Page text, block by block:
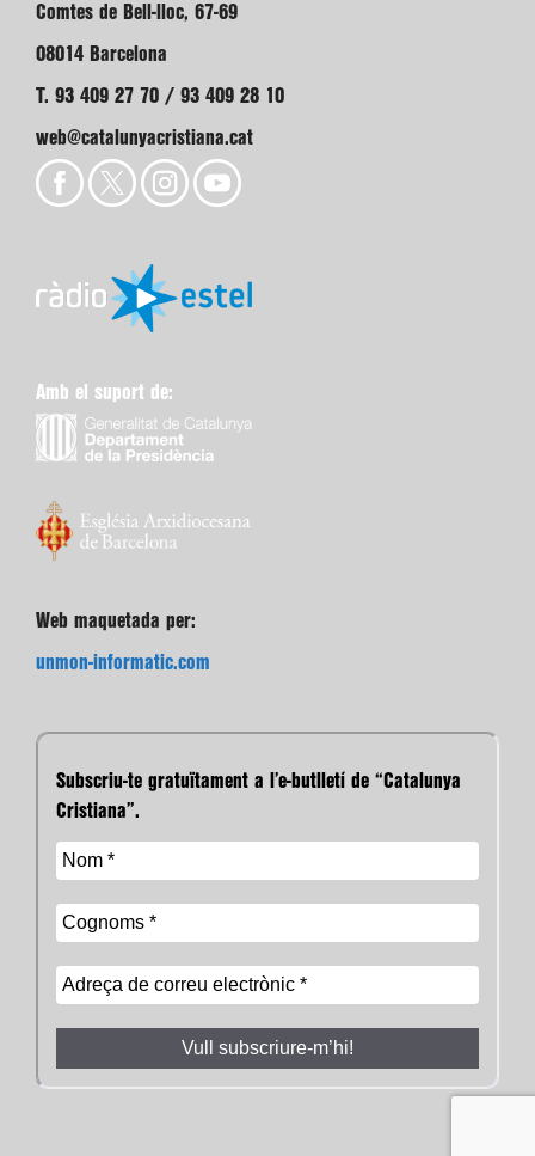
Comtes de Bell-lloc, 67-69
08014 Barcelona
T. 93 409 27 70 / 93 409 28 10
web@catalunyacristiana.cat
Amb el suport de:
Web maquetada per:
unmon-informatic.com
Subscriu-te gratuïtament a l’e-butlletí de “Catalunya
Cristiana”.